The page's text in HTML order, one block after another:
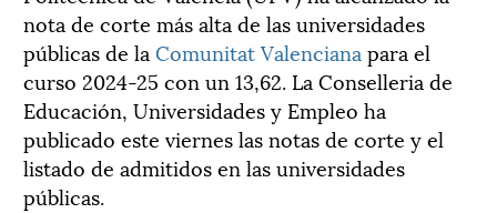
nota de corte más alta de las universidades
públicas de la Comunitat Valenciana para el
curso 2024-25 con un 13,62. La Conselleria de
Educación, Universidades y Empleo ha
publicado este viernes las notas de corte y el
listado de admitidos en las universidades
públicas.